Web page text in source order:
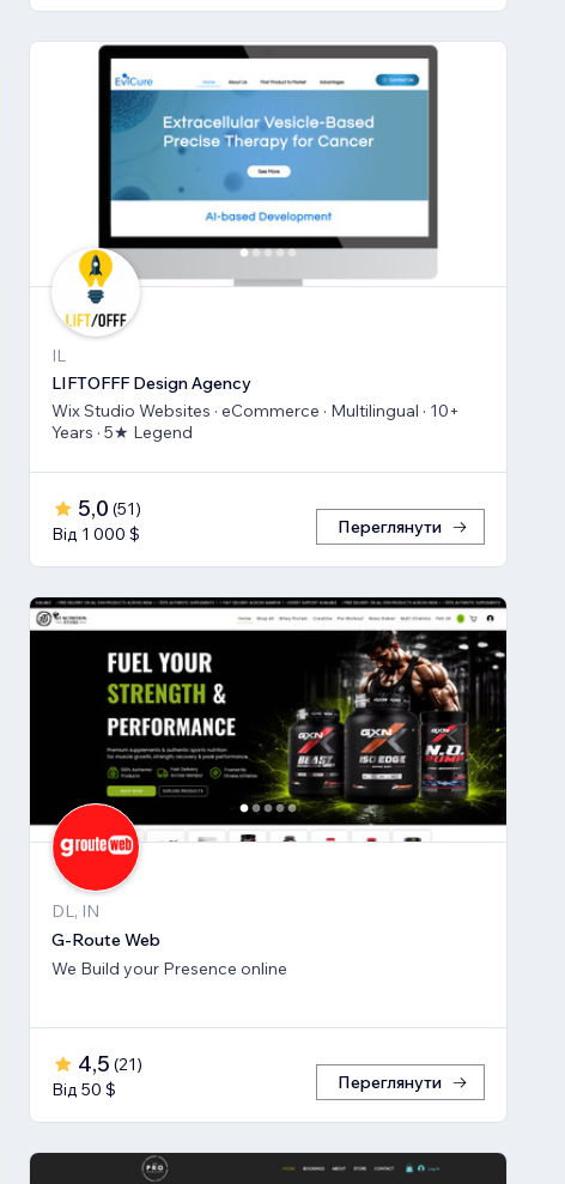
IL
LIFTOFFF Design Agency
Wix Studio Websites · eCommerce · Multilingual · 10+
Years · 5★ Legend
5,0 (51)
Від 1 000 $
Переглянути
DL, IN
G-Route Web
We Build your Presence online
4,5 (21)
Від 50 $
Переглянути